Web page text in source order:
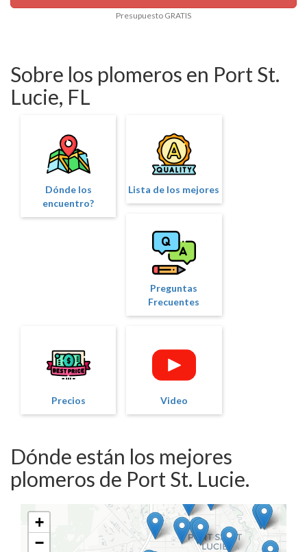
Presupuesto GRATIS
Sobre los plomeros en Port St.
Lucie, FL
Dónde los
encuentro?
Lista de los mejores
Preguntas
Frecuentes
Precios Video
Dónde están los mejores
plomeros de Port St. Lucie.
+
−